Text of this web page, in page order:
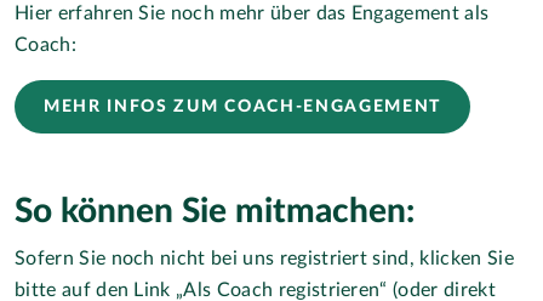
Hier erfahren Sie noch mehr über das Engagement als
Coach:
MEHR INFOS ZUM COACH-ENGAGEMENT
So können Sie mitmachen:
Sofern Sie noch nicht bei uns registriert sind, klicken Sie
bitte auf den Link „Als Coach registrieren“ (oder direkt